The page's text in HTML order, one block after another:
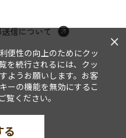
×
便性の向上のためにクッ
を続行されるには、クッ
ようお願いします。お客
ーの機能を無効にするこ
覧ください。
る
信について